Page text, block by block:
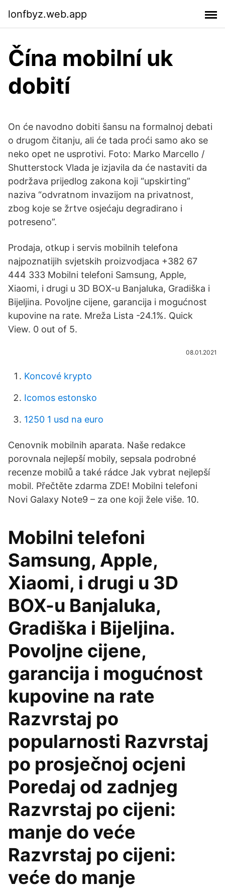
lonfbyz.web.app
Čína mobilní uk
dobití
On će navodno dobiti šansu na formalnoj debati
o drugom čitanju, ali će tada proći samo ako se
neko opet ne usprotivi. Foto: Marko Marcello /
Shutterstock Vlada je izjavila da će nastaviti da
podržava prijedlog zakona koji “upskirting”
naziva “odvratnom invazijom na privatnost,
zbog koje se žrtve osjećaju degradirano i
potreseno”.
Prodaja, otkup i servis mobilnih telefona
najpoznatijih svjetskih proizvodjaca +382 67
444 333 Mobilni telefoni Samsung, Apple,
Xiaomi, i drugi u 3D BOX-u Banjaluka, Gradiška i
Bijeljina. Povoljne cijene, garancija i mogućnost
kupovine na rate. Mreža Lista -24.1%. Quick
View. 0 out of 5.
08.01.2021
Koncové krypto
Icomos estonsko
1250 1 usd na euro
Cenovnik mobilnih aparata. Naše redakce
porovnala nejlepší mobily, sepsala podrobné
recenze mobilů a také rádce Jak vybrat nejlepší
mobil. Přečtěte zdarma ZDE! Mobilni telefoni
Novi Galaxy Note9 – za one koji žele više. 10.
Mobilni telefoni
Samsung, Apple,
Xiaomi, i drugi u 3D
BOX-u Banjaluka,
Gradiška i Bijeljina.
Povoljne cijene,
garancija i mogućnost
kupovine na rate
Razvrstaj po
popularnosti Razvrstaj
po prosječnoj ocjeni
Poredaj od zadnjeg
Razvrstaj po cijeni:
manje do veće
Razvrstaj po cijeni:
veće do manje